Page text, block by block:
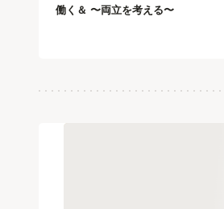
働く＆ 〜両立を考える〜